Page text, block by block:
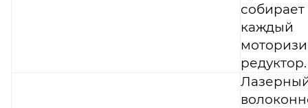
собирает
каждый
редуктор.